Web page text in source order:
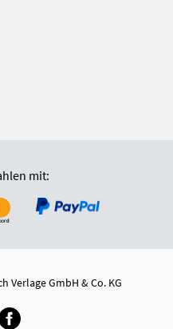
mit:
Verlage GmbH & Co. KG